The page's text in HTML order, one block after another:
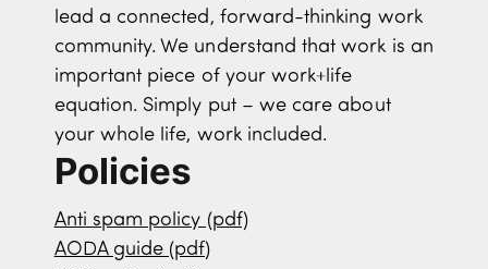
lead a connected, forward-thinking work
community. We understand that work is an
important piece of your work+life
equation. Simply put – we care about
your whole life, work included.
Policies
Anti spam policy (pdf)
AODA guide (pdf)